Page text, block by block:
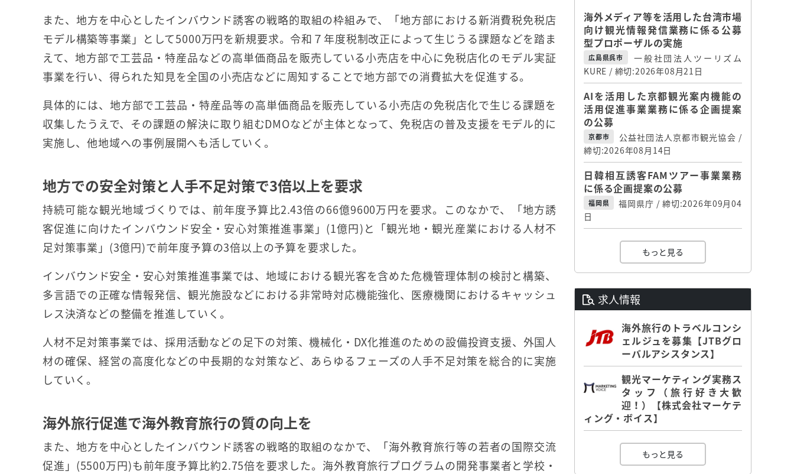
また、地方を中心としたインバウンド誘客の戦略的取組の枠組みで、「地方部における新消費税免税店
モデル構築等事業」として5000万円を新規要求。令和７年度税制改正によって生じうる課題などを踏ま
えて、地方部で工芸品・特産品などの高単価商品を販売している小売店を中心に免税店化のモデル実証
事業を行い、得られた知見を全国の小売店などに周知することで地方部での消費拡大を促進する。
具体的には、地方部で工芸品・特産品等の高単価商品を販売している小売店の免税店化で生じる課題を
収集したうえで、その課題の解決に取り組むDMOなどが主体となって、免税店の普及支援をモデル的に
実施し、他地域への事例展開へも活していく。
地方での安全対策と人手不足対策で3倍以上を要求
持続可能な観光地域づくりでは、前年度予算比2.43倍の66億9600万円を要求。このなかで、「地方誘
客促進に向けたインバウンド安全・安心対策推進事業」(1億円)と「観光地・観光産業における人材不
足対策事業」(3億円)で前年度予算の3倍以上の予算を要求した。
インバウンド安全・安心対策推進事業では、地域における観光客を含めた危機管理体制の検討と構築、
多言語での正確な情報発信、観光施設などにおける非常時対応機能強化、医療機関におけるキャッシュ
レス決済などの整備を推進していく。
人材不足対策事業では、採用活動などの足下の対策、機械化・DX化推進のための設備投資支援、外国人
材の確保、経営の高度化などの中長期的な対策など、あらゆるフェーズの人手不足対策を総合的に実施
していく。
海外旅行促進で海外教育旅行の質の向上を
また、地方を中心としたインバウンド誘客の戦略的取組のなかで、「海外教育旅行等の若者の国際交流
促進」(5500万円)も前年度予算比約2.75倍を要求した。海外教育旅行プログラムの開発事業者と学校・
海外メディア等を活用した台湾市場
向け観光情報発信業務に係る公募
型プロポーザルの実施
広島県呉市
一般社団法人ツーリズム
KURE / 締切:2026年08月21日
AIを活用した京都観光案内機能の
活用促進事業業務に係る企画提案
の公募
京都市
公益社団法人京都市観光協会 /
締切:2026年08月14日
日韓相互誘客FAMツアー事業業務
に係る企画提案の公募
福岡県
福岡県庁 / 締切:2026年09月04
日
もっと見る
求人情報
海外旅行のトラベルコンシ
ェルジュを募集【JTBグロ
ーバルアシスタンス】
観光マーケティング実務ス
タッフ（旅行好き大歓
迎！）【株式会社マーケテ
ィング・ボイス】
もっと見る